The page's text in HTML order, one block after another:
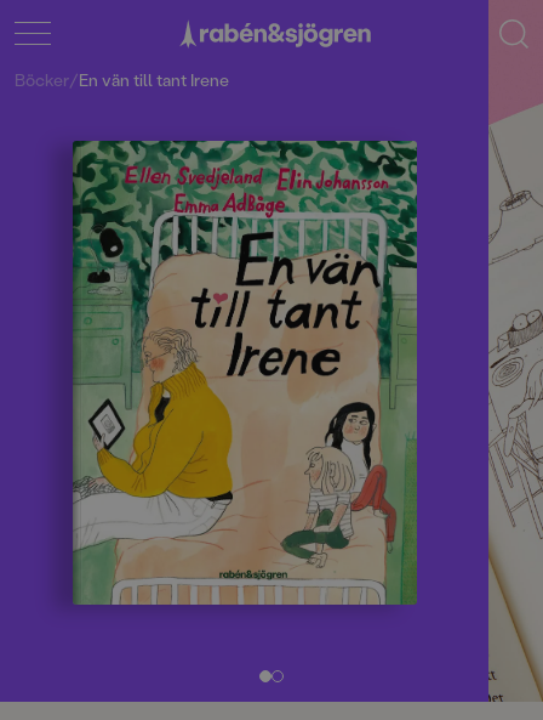
Böcker/En vän till tant Irene